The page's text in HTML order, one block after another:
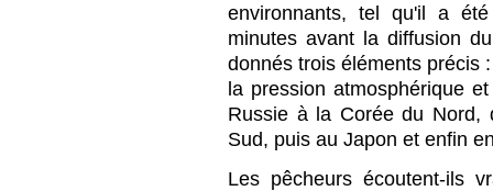
environnants, tel qu'il a
minutes avant la diffusion
donnés trois éléments précis
la pression atmosphérique
Russie à la Corée du
Sud, puis au Japon et enfin
Les pêcheurs écoutent-ils